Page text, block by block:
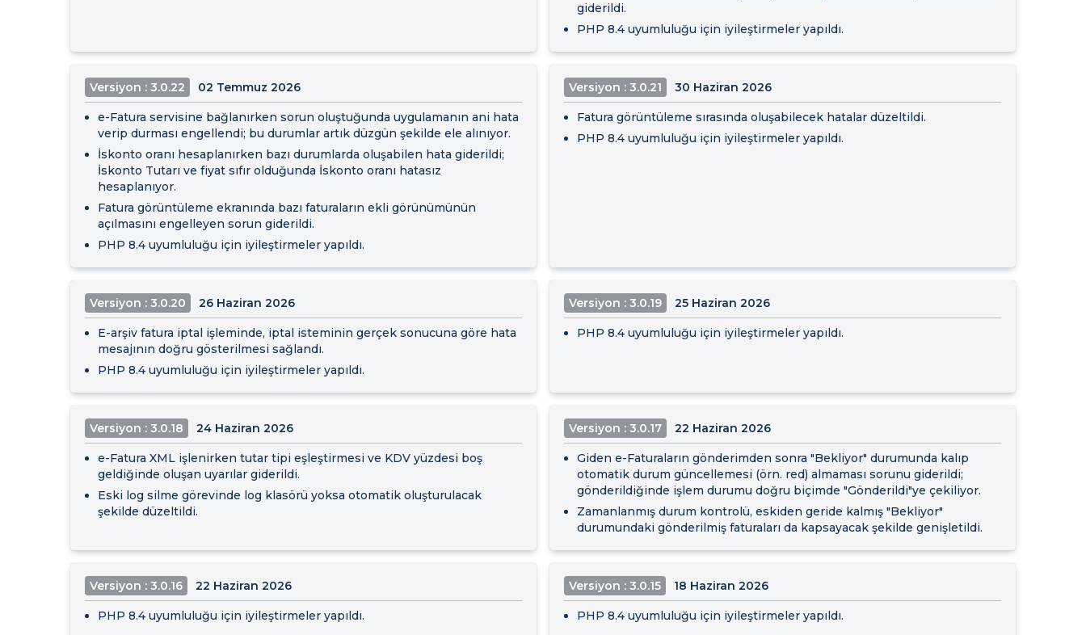
giderildi.
PHP 8.4 uyumluluğu için iyileştirmeler yapıldı.
Versiyon : 3.0.22 02 Temmuz 2026
e-Fatura servisine bağlanırken sorun oluştuğunda uygulamanın ani hata
verip durması engellendi; bu durumlar artık düzgün şekilde ele alınıyor.
İskonto oranı hesaplanırken bazı durumlarda oluşabilen hata giderildi;
İskonto Tutarı ve fiyat sıfır olduğunda İskonto oranı hatasız
hesaplanıyor.
Fatura görüntüleme ekranında bazı faturaların ekli görünümünün
açılmasını engelleyen sorun giderildi.
PHP 8.4 uyumluluğu için iyileştirmeler yapıldı.
Versiyon : 3.0.21 30 Haziran 2026
Fatura görüntüleme sırasında oluşabilecek hatalar düzeltildi.
PHP 8.4 uyumluluğu için iyileştirmeler yapıldı.
Versiyon : 3.0.20 26 Haziran 2026
E-arşiv fatura iptal işleminde, iptal isteminin gerçek sonucuna göre hata
mesajının doğru gösterilmesi sağlandı.
PHP 8.4 uyumluluğu için iyileştirmeler yapıldı.
Versiyon : 3.0.19 25 Haziran 2026
PHP 8.4 uyumluluğu için iyileştirmeler yapıldı.
Versiyon : 3.0.18 24 Haziran 2026
e-Fatura XML işlenirken tutar tipi eşleştirmesi ve KDV yüzdesi boş
geldiğinde oluşan uyarılar giderildi.
Eski log silme görevinde log klasörü yoksa otomatik oluşturulacak
şekilde düzeltildi.
Versiyon : 3.0.17 22 Haziran 2026
Giden e-Faturaların gönderimden sonra "Bekliyor" durumunda kalıp
otomatik durum güncellemesi (örn. red) almaması sorunu giderildi;
gönderildiğinde işlem durumu doğru biçimde "Gönderildi"ye çekiliyor.
Zamanlanmış durum kontrolü, eskiden geride kalmış "Bekliyor"
durumundaki gönderilmiş faturaları da kapsayacak şekilde genişletildi.
Versiyon : 3.0.16 22 Haziran 2026
PHP 8.4 uyumluluğu için iyileştirmeler yapıldı.
Versiyon : 3.0.15 18 Haziran 2026
PHP 8.4 uyumluluğu için iyileştirmeler yapıldı.